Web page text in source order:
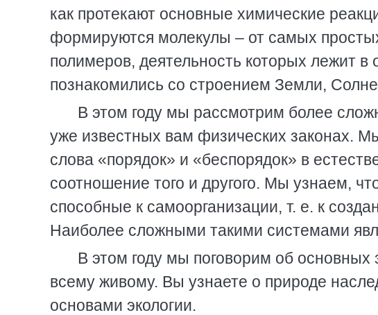
как протекают основные химические
формируются молекулы – от самых
полимеров, деятельность которых лежит
познакомились со строением Земли,
В этом году мы рассмотрим более
уже известных вам физических законах.
слова «порядок» и «беспорядок» в
соотношение того и другого. Мы узнаем,
способные к самоорганизации, т. е. к
Наиболее сложными такими системами
В этом году мы поговорим об основных
всему живому. Вы узнаете о природе
основами экологии.